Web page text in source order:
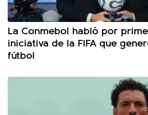
La Conmebol habló por
iniciativa de la FIFA que
fútbol